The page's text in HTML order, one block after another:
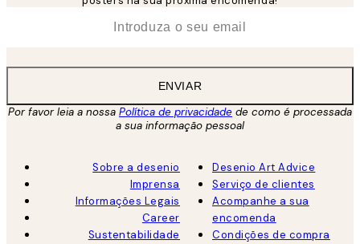
ENVIAR
Por favor leia a nossa Política de privacidade de como é processada
a sua informação pessoal
Sobre a desenio
Imprensa
Informações Legais
Career
Sustentabilidade
Desenio Art Advice
Serviço de clientes
Acompanhe a sua
encomenda
Condições de compra